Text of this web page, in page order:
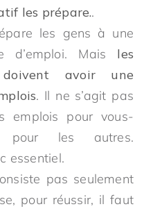
les prépare..
les gens à une
d’emploi. Mais les
doivent avoir une
. Il ne s’agit pas
emplois pour vous-
pour les autres.
essentiel.
pas seulement
pour réussir, il faut